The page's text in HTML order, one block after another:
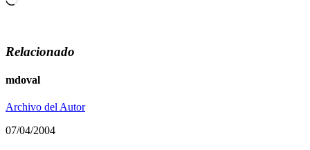
Relacionado
mdoval
Archivo del Autor
07/04/2004